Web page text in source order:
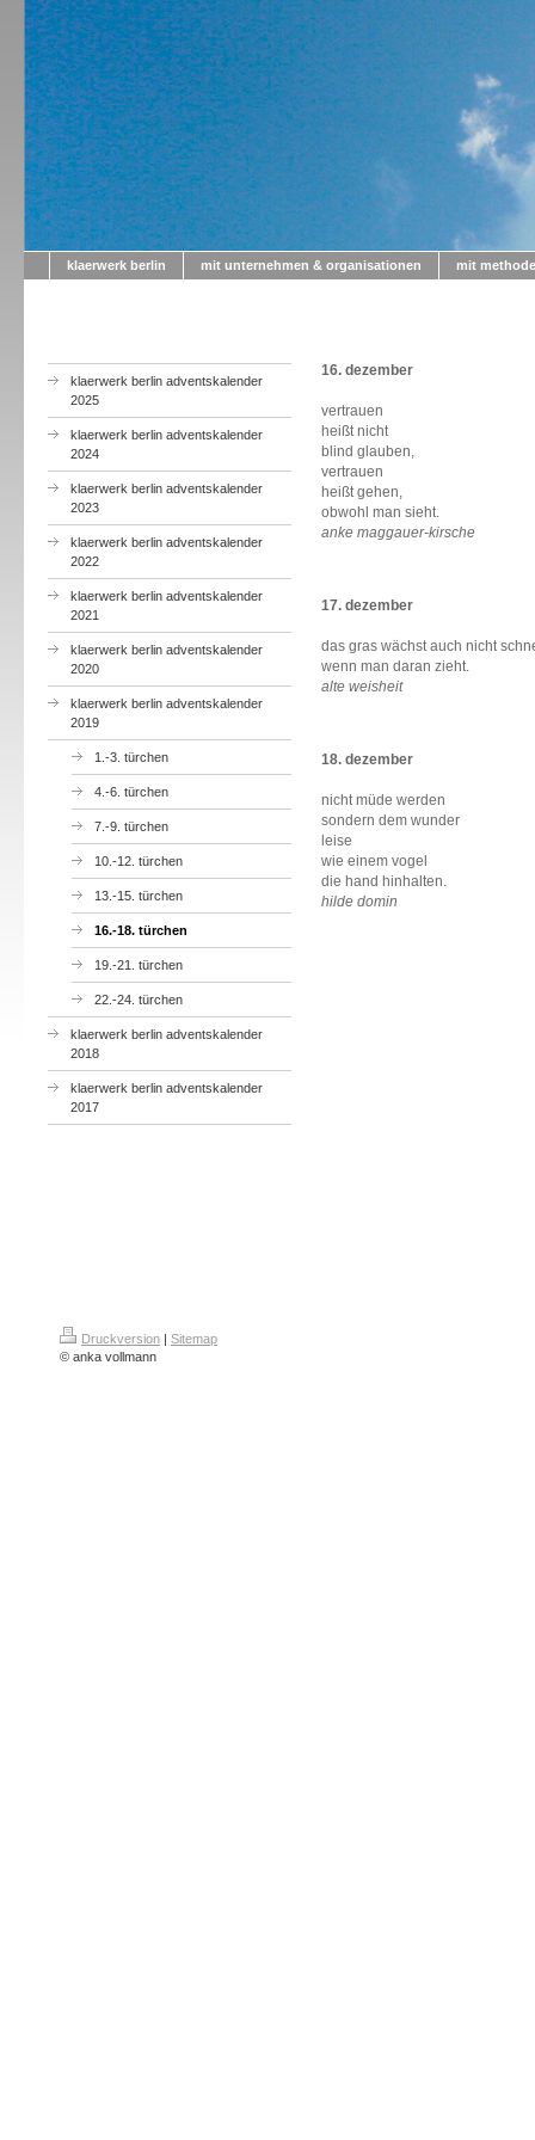
klaerwerk berlin mit unternehmen & organisationen mit methode
klaerwerk berlin adventskalender
2025
klaerwerk berlin adventskalender
2024
klaerwerk berlin adventskalender
2023
klaerwerk berlin adventskalender
2022
klaerwerk berlin adventskalender
2021
klaerwerk berlin adventskalender
2020
klaerwerk berlin adventskalender
2019
1.-3. türchen
4.-6. türchen
7.-9. türchen
10.-12. türchen
13.-15. türchen
16.-18. türchen
19.-21. türchen
22.-24. türchen
klaerwerk berlin adventskalender
2018
klaerwerk berlin adventskalender
2017
16. dezember
vertrauen
heißt nicht
blind glauben,
vertrauen
heißt gehen,
obwohl man sieht.
anke maggauer-kirsche
17. dezember
das gras wächst auch nicht
wenn man daran zieht.
alte weisheit
18. dezember
nicht müde werden
sondern dem wunder
leise
wie einem vogel
die hand hinhalten.
hilde domin
Druckversion | Sitemap
© anka vollmann